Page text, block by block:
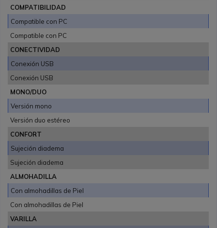
COMPATIBILIDAD
Compatible con PC
Compatible con PC
CONECTIVIDAD
Conexión USB
Conexión USB
MONO/DUO
Versión mono
Versión duo estéreo
CONFORT
Sujeción diadema
Sujeción diadema
ALMOHADILLA
Con almohadillas de Piel
Con almohadillas de Piel
VARILLA